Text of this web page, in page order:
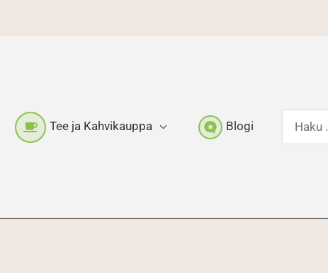
Tee ja Kahvikauppa Blogi